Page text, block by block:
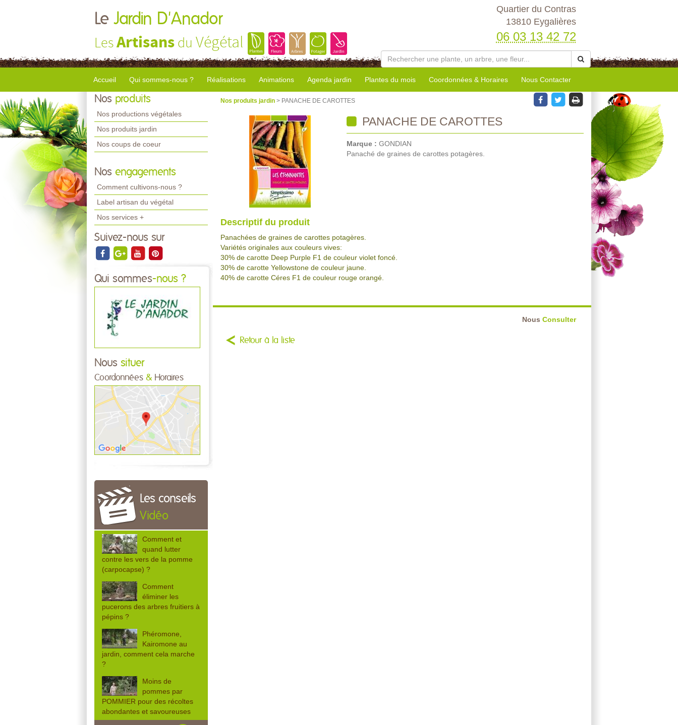
Le Jardin D'Anador
LesArtisans du Végétal
Quartier du Contras
13810 Eygalières
06 03 13 42 72
Accueil Qui sommes-nous ? Réalisations Animations Agenda jardin Plantes du mois Coordonnées & Horaires Nous Contacter
Nos produits
Nos productions végétales
Nos produits jardin
Nos coups de coeur
Nos engagements
Comment cultivons-nous ?
Label artisan du végétal
Nos services +
Suivez-nous sur
Qui sommes-nous ?
Nous situer
Coordonnées & Horaires
Les conseils
Vidéo
Comment et
quand lutter
contre les vers de la pomme
(carpocapse) ?
Comment
éliminer les
pucerons des arbres fruitiers à
pépins ?
Phéromone,
Kairomone au
jardin, comment cela marche
?
Moins de
pommes par
POMMIER pour des récoltes
abondantes et savoureuses
Nos produits jardin > PANACHE DE CAROTTES
PANACHE DE CAROTTES
Marque : GONDIAN
Panaché de graines de carottes potagères.
Descriptif du produit
Panachées de graines de carottes potagères.
Variétés originales aux couleurs vives:
30% de carotte Deep Purple F1 de couleur violet foncé.
30% de carotte Yellowstone de couleur jaune.
40% de carotte Céres F1 de couleur rouge orangé.
Nous Consulter
Retour à la liste